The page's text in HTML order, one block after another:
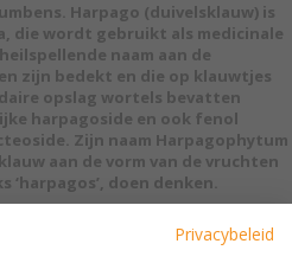
Harpago (duivelsklauw) is
die wordt gebruikt als medicinale
naam aan de
zijn bedekt en die op klauwtjes
opslag wortels bevatten
harpagoside en ook fenol
Zijn naam Harpagophytum
aan de vorm van de vruchten
‘harpagos’, doen denken.
Privacybeleid